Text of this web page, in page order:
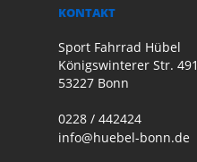
KONTAKT
Sport Fahrrad Hübel
Königswinterer Str. 491
53227 Bonn
0228 / 442424
info@huebel-bonn.de